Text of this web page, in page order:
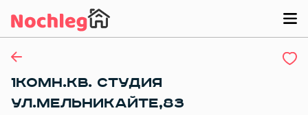
1КОМН.КВ. СТУДИЯ
УЛ.МЕЛЬНИКАЙТЕ,83